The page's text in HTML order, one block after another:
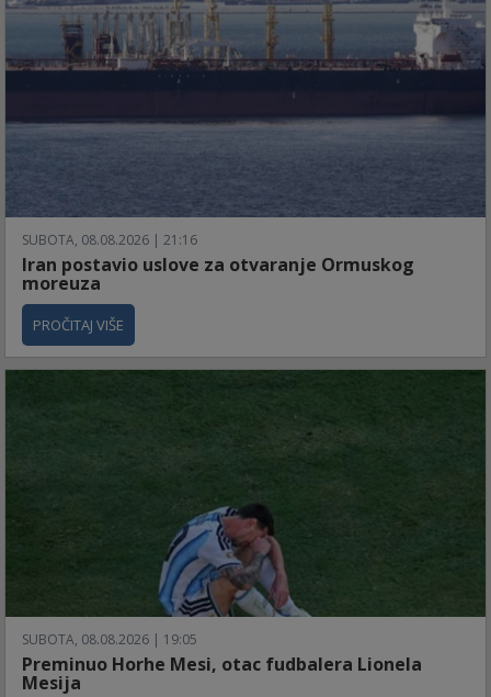
SUBOTA, 08.08.2026 | 21:16
Iran postavio uslove za otvaranje Ormuskog
moreuza
PROČITAJ VIŠE
SUBOTA, 08.08.2026 | 19:05
Preminuo Horhe Mesi, otac fudbalera Lionela
Mesija